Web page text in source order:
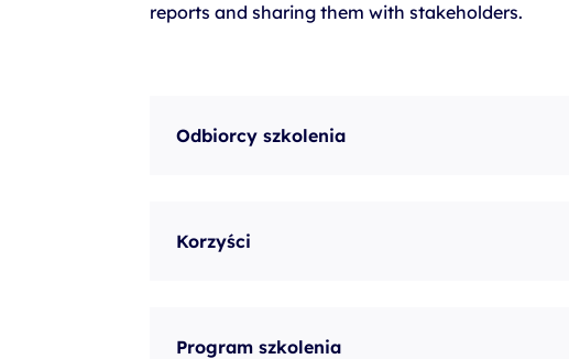
szkolenia SAS
egzaminy
reports and sharing them with stakeholders.
Odbiorcy szkolenia
Korzyści
Program szkolenia